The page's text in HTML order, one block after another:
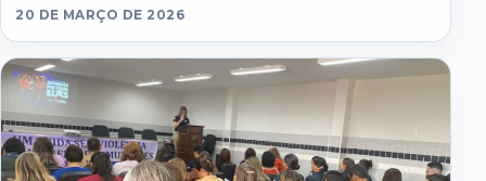
20 DE MARÇO DE 2026